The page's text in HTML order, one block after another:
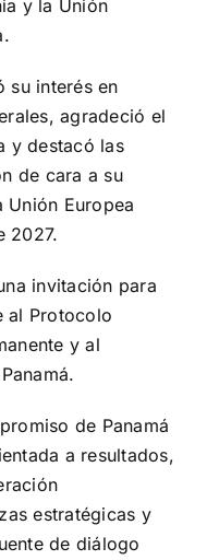
y la Unión
su interés en
agradeció el
y destacó las
de cara a su
Unión Europea
2027.
invitación para
al Protocolo
y al
de Panamá
a resultados,
estratégicas y
de diálogo